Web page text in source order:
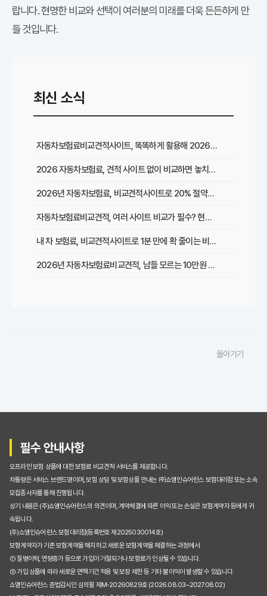
랍니다. 현명한 비교와 선택이 여러분의 미래를 더욱 든든하게 만
들 것입니다.
최신 소식
자동차보험료비교견적사이트, 똑똑하게 활용해 2026년 최저가 찾는 꿀팁
2026 자동차보험료, 견적 사이트 없이 비교하면 놓치는 이것은?
2026년 자동차보험료, 비교견적사이트로 20% 절약한 리얼 경험담
자동차보험료비교견적, 여러 사이트 비교가 필수? 현명한 선택 가이드
내 차 보험료, 비교견적사이트로 1분 만에 확 줄이는 비법은?
2026년 자동차보험료비교견적, 남들 모르는 10만원 절약 비법 대공개!
이용 후기: 자동차보험료비교견적사이트로 30만원 아낀 솔직 후기
초보도 뚝딱! 자동차보험료 비교견적사이트 100% 활용해 보험료 줄이는 꿀팁
자동차보험료비교견적사이트 직접 써보니: 20만원 절약 성공한 리얼 후기
돌아가기
필수 안내사항
오프라인 보험 상품에 대한 보험료 비교견적 서비스를 제공합니다.
차통령은 서비스 브랜드명이며, 보험 상담 및 보험상품 안내는 ㈜쇼엠인슈어런스 보험대리점 또는 소속
모집종사자를 통해 진행됩니다.
상기 내용은 (주)쇼엠인슈어런스의 의견이며, 계약체결에 따른 이익 또는 손실은 보험계약자 등에게 귀
속됩니다.
(주)쇼엠인슈어런스 보험대리점(등록번호 제2025030014호)
보험계약자가 기존 보험계약을 해지하고 새로운 보험계약을 체결하는 과정에서
① 질병이력, 연령증가 등으로 가입이 거절되거나 보험료가 인상될 수 있습니다.
② 가입 상품에 따라 새로운 면책기간 적용 및 보장 제한 등 기타 불이익이 발생할 수 있습니다.
쇼엠인슈어런스 준법감시인 심의필 제M-20260829호 (2026.08.03~2027.08.02)